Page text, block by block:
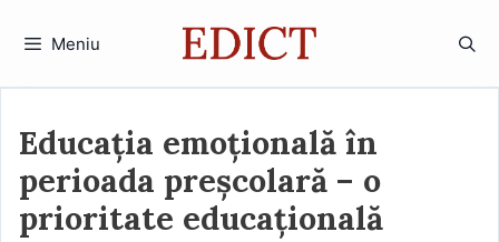
Meniu
Educația emoțională în
perioada preșcolară – o
prioritate educațională